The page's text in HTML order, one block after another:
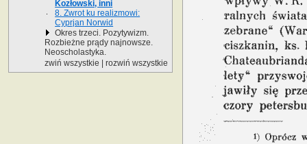
Kozłowski, inni
8. Zwrot ku realizmowi:
Cyprjan Norwid
Okres trzeci. Pozytywizm.
Rozbieżne prądy najnowsze.
Neoscholastyka.
zwiń wszystkie | rozwiń wszystkie